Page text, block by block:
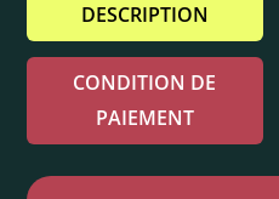
DESCRIPTION
CONDITION DE
PAIEMENT